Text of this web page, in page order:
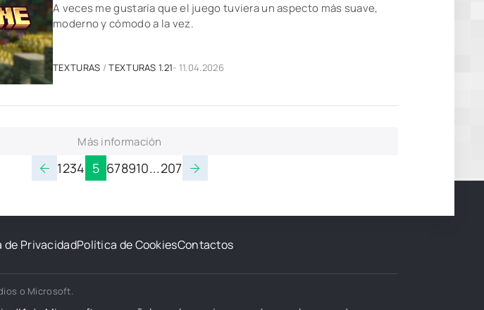
A veces me gustaría que el juego tuviera un aspecto más suave,
moderno y cómodo a la vez.
TEXTURAS /TEXTURAS 1.21- 11.04.2026
Más información
1234 5 678910...207
de PrivacidadPolítica de CookiesContactos
o Microsoft.